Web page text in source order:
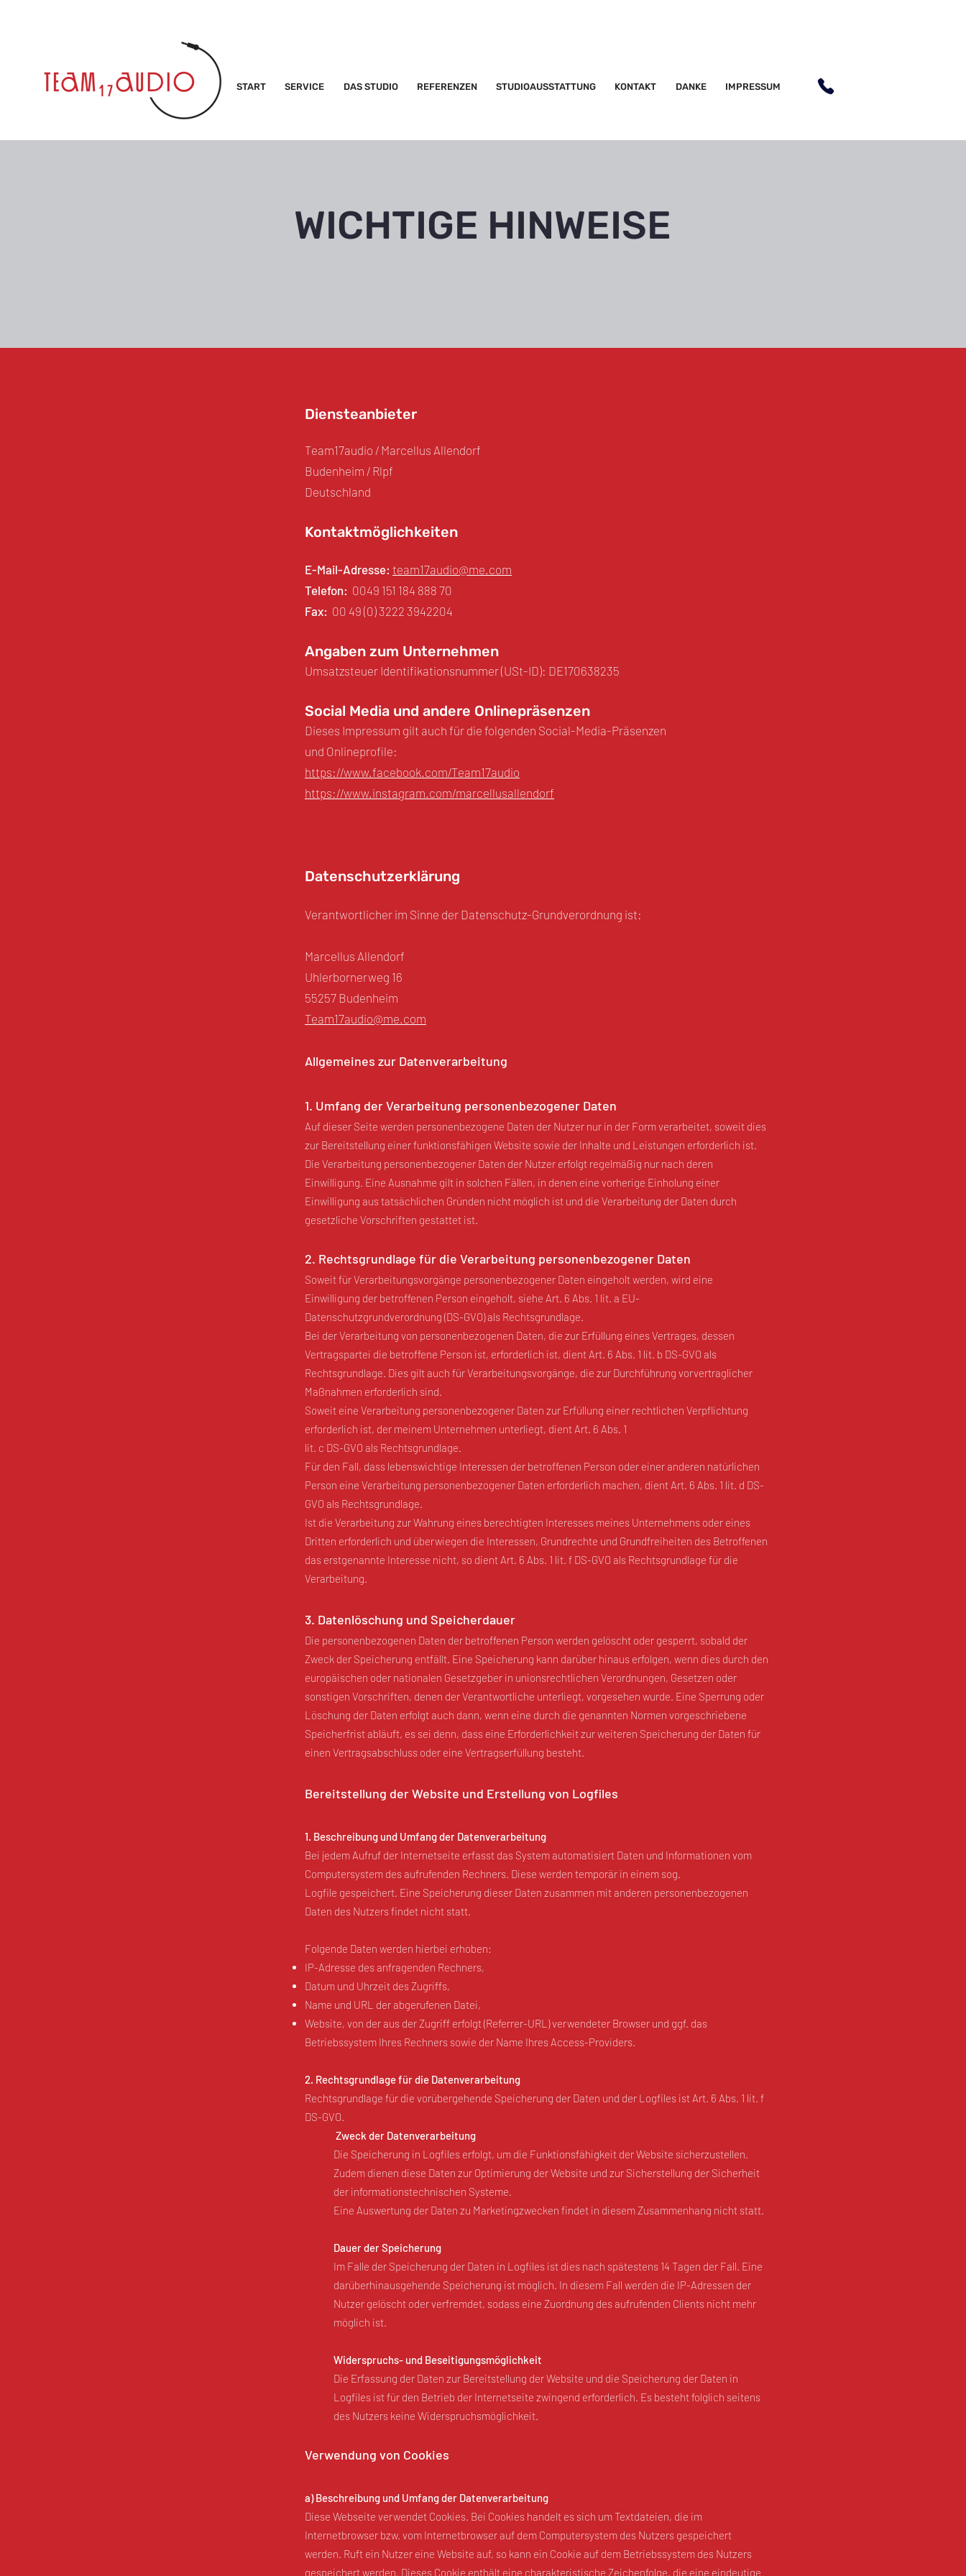
START SERVICE DAS STUDIO REFERENZEN STUDIOAUSSTATTUNG KONTAKT DANKE IMPRESSUM
WICHTIGE HINWEISE
Diensteanbieter
Team17audio / Marcellus Allendorf
Budenheim / Rlpf
Deutschland
Kontaktmöglichkeiten
E-Mail-Adresse: team17audio@me.com
Telefon: 0049 151 184 888 70
Fax: 00 49 (0) 3222 3942204‬
Angaben zum Unternehmen
Umsatzsteuer Identifikationsnummer (USt-ID): DE170638235
Social Media und andere Onlinepräsenzen
Dieses Impressum gilt auch für die folgenden Social-Media-Präsenzen
und Onlineprofile:
https://www.facebook.com/Team17audio
https://www.instagram.com/marcellusallendorf
Datenschutzerklärung
Verantwortlicher im Sinne der Datenschutz-Grundverordnung ist:
Marcellus Allendorf
Uhlerbornerweg 16
55257 Budenheim
Team17audio@me.com
Allgemeines zur Datenverarbeitung
1. Umfang der Verarbeitung personenbezogener Daten
Auf dieser Seite werden personenbezogene Daten der Nutzer nur in der Form verarbeitet, soweit dies
zur Bereitstellung einer funktionsfähigen Website sowie der Inhalte und Leistungen erforderlich ist.
Die Verarbeitung personenbezogener Daten der Nutzer erfolgt regelmäßig nur nach deren
Einwilligung. Eine Ausnahme gilt in solchen Fällen, in denen eine vorherige Einholung einer
Einwilligung aus tatsächlichen Gründen nicht möglich ist und die Verarbeitung der Daten durch
gesetzliche Vorschriften gestattet ist.
2. Rechtsgrundlage für die Verarbeitung personenbezogener Daten
Soweit für Verarbeitungsvorgänge personenbezogener Daten eingeholt werden, wird eine
Einwilligung der betroffenen Person eingeholt, siehe Art. 6 Abs. 1 lit. a EU-
Datenschutzgrundverordnung (DS-GVO) als Rechtsgrundlage.
Bei der Verarbeitung von personenbezogenen Daten, die zur Erfüllung eines Vertrages, dessen
Vertragspartei die betroffene Person ist, erforderlich ist, dient Art. 6 Abs. 1 lit. b DS-GVO als
Rechtsgrundlage. Dies gilt auch für Verarbeitungsvorgänge, die zur Durchführung vorvertraglicher
Maßnahmen erforderlich sind.
Soweit eine Verarbeitung personenbezogener Daten zur Erfüllung einer rechtlichen Verpflichtung
erforderlich ist, der meinem Unternehmen unterliegt, dient Art. 6 Abs. 1
lit. c DS-GVO als Rechtsgrundlage.
Für den Fall, dass lebenswichtige Interessen der betroffenen Person oder einer anderen natürlichen
Person eine Verarbeitung personenbezogener Daten erforderlich machen, dient Art. 6 Abs. 1 lit. d DS-
GVO als Rechtsgrundlage.
Ist die Verarbeitung zur Wahrung eines berechtigten Interesses meines Unternehmens oder eines
Dritten erforderlich und überwiegen die Interessen, Grundrechte und Grundfreiheiten des Betroffenen
das erstgenannte Interesse nicht, so dient Art. 6 Abs. 1 lit. f DS-GVO als Rechtsgrundlage für die
Verarbeitung.
3. Datenlöschung und Speicherdauer
Die personenbezogenen Daten der betroffenen Person werden gelöscht oder gesperrt, sobald der
Zweck der Speicherung entfällt. Eine Speicherung kann darüber hinaus erfolgen, wenn dies durch den
europäischen oder nationalen Gesetzgeber in unionsrechtlichen Verordnungen, Gesetzen oder
sonstigen Vorschriften, denen der Verantwortliche unterliegt, vorgesehen wurde. Eine Sperrung oder
Löschung der Daten erfolgt auch dann, wenn eine durch die genannten Normen vorgeschriebene
Speicherfrist abläuft, es sei denn, dass eine Erforderlichkeit zur weiteren Speicherung der Daten für
einen Vertragsabschluss oder eine Vertragserfüllung besteht.
Bereitstellung der Website und Erstellung von Logfiles
1. Beschreibung und Umfang der Datenverarbeitung
Bei jedem Aufruf der Internetseite erfasst das System automatisiert Daten und Informationen vom
Computersystem des aufrufenden Rechners. Diese werden temporär in einem sog.
Logfile gespeichert. Eine Speicherung dieser Daten zusammen mit anderen personenbezogenen
Daten des Nutzers findet nicht statt.
Folgende Daten werden hierbei erhoben:
IP-Adresse des anfragenden Rechners,
Datum und Uhrzeit des Zugriffs,
Name und URL der abgerufenen Datei,
Website, von der aus der Zugriff erfolgt (Referrer-URL)verwendeter Browser und ggf. das
Betriebssystem Ihres Rechners sowie der Name Ihres Access-Providers.
2. Rechtsgrundlage für die Datenverarbeitung
Rechtsgrundlage für die vorübergehende Speicherung der Daten und der Logfiles ist Art. 6 Abs. 1 lit. f
DS-GVO.
Zweck der Datenverarbeitung
Die Speicherung in Logfiles erfolgt, um die Funktionsfähigkeit der Website sicherzustellen.
Zudem dienen diese Daten zur Optimierung der Website und zur Sicherstellung der Sicherheit
der informationstechnischen Systeme.
Eine Auswertung der Daten zu Marketingzwecken findet in diesem Zusammenhang nicht statt.
Dauer der Speicherung
Im Falle der Speicherung der Daten in Logfiles ist dies nach spätestens 14 Tagen der Fall. Eine
darüberhinausgehende Speicherung ist möglich. In diesem Fall werden die IP-Adressen der
Nutzer gelöscht oder verfremdet, sodass eine Zuordnung des aufrufenden Clients nicht mehr
möglich ist.
Widerspruchs- und Beseitigungsmöglichkeit
Die Erfassung der Daten zur Bereitstellung der Website und die Speicherung der Daten in
Logfiles ist für den Betrieb der Internetseite zwingend erforderlich. Es besteht folglich seitens
des Nutzers keine Widerspruchsmöglichkeit.
Verwendung von Cookies
a) Beschreibung und Umfang der Datenverarbeitung
Diese Webseite verwendet Cookies. Bei Cookies handelt es sich um Textdateien, die im
Internetbrowser bzw. vom Internetbrowser auf dem Computersystem des Nutzers gespeichert
werden. Ruft ein Nutzer eine Website auf, so kann ein Cookie auf dem Betriebssystem des Nutzers
gespeichert werden. Dieses Cookie enthält eine charakteristische Zeichenfolge, die eine eindeutige